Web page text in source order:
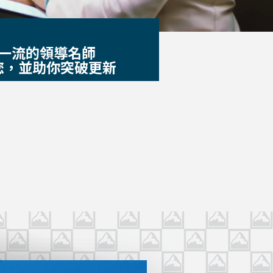
流的領導名師
並助你突破更新